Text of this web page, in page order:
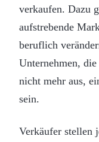
verkaufen. Dazu
aufstrebende
beruflich
Unternehmen,
nicht mehr aus,
sein.
Verkäufer stellen